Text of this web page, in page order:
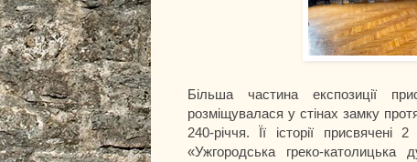
Більша частина експозиції
розміщувалася у стінах замку
240-річчя. Її історії
«Ужгородська греко-